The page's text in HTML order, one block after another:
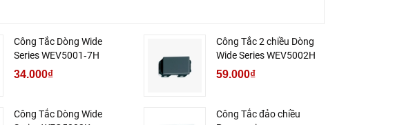
Công Tắc Dòng Wide
Series WEV5001‑7H
34.000₫
Công Tắc 2 chiều Dòng
Wide Series WEV5002H
59.000₫
Công Tắc Dòng Wide
Công Tắc đảo chiều